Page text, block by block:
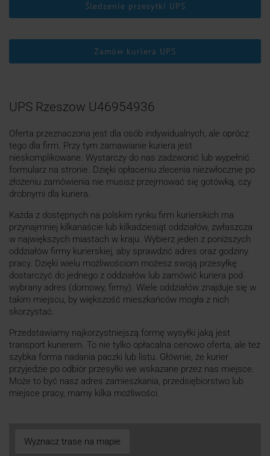
Śledzenie przesyłki UPS
Zamów kuriera UPS
UPS Rzeszow U46954936
Oferta przeznaczona jest dla osób indywidualnych, ale oprócz
tego dla firm. Przy tym zamawianie kuriera jest
nieskomplikowane. Wystarczy do nas zadzwonić lub wypełnić
formularz na stronie. Dzięki opłaceniu zlecenia niezwłocznie po
złożeniu zamówienia nie musisz przejmować się gotówką, czy
drobnymi dla kuriera.
Każda z dostępnych na polskim rynku firm kurierskich ma
przynajmniej kilkanaście lub kilkadziesiąt oddziałów, zwłaszcza
w największych miastach w kraju. Wybierz jeden z poniższych
oddziałów firmy kurierskiej, aby sprawdzić adres oraz godziny
pracy. Dzięki wielu możliwościom możesz swoją przesyłkę
dostarczyć do jednego z oddziałów lub zamówić kuriera pod
wybrany adres (domowy, firmy). Wiele oddziałów znajduje się w
takim miejscu, by większość mieszkańców mogła z nich
skorzystać.
Przedstawiamy najkorzystniejszą formę wysyłki jaką jest
transport kurierem. To nie tylko opłacalna cenowo oferta, ale też
szybka forma nadania paczki lub listu. Głównie, że kurier
przyjedzie po odbiór przesyłki we wskazane przez nas miejsce.
Może to być nasz adres zamieszkania, przedsiębiorstwo lub
miejsce pracy, mamy kilka możliwości.
Wyznacz trase na mapie